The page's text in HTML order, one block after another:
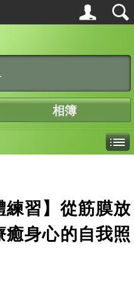
相簿
練習】從筋膜放
身心的自我照